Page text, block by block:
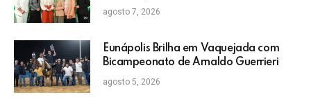
retomada do Prêmio Destaque
Empresarial
agosto 7, 2026
Eunápolis Brilha em Vaquejada com
Bicampeonato de Arnaldo Guerrieri
agosto 5, 2026